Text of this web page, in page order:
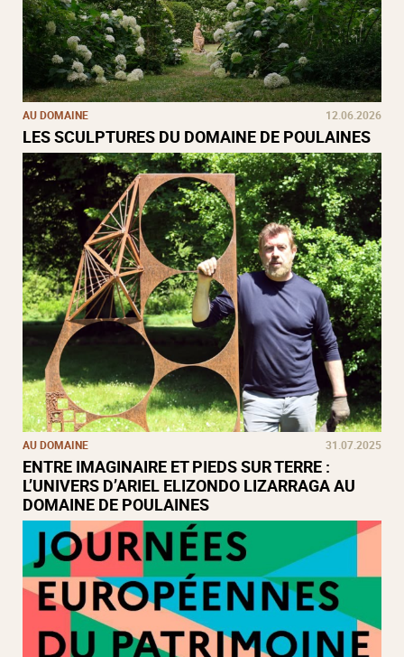
AU DOMAINE 12.06.2026
LES SCULPTURES DU DOMAINE DE POULAINES
AU DOMAINE 31.07.2025
ENTRE IMAGINAIRE ET PIEDS SUR TERRE :
L’UNIVERS D’ARIEL ELIZONDO LIZARRAGA AU
DOMAINE DE POULAINES